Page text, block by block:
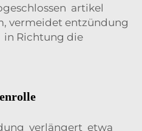
artikel
vermeidet entzündung
in Richtung die
verlängert etwa